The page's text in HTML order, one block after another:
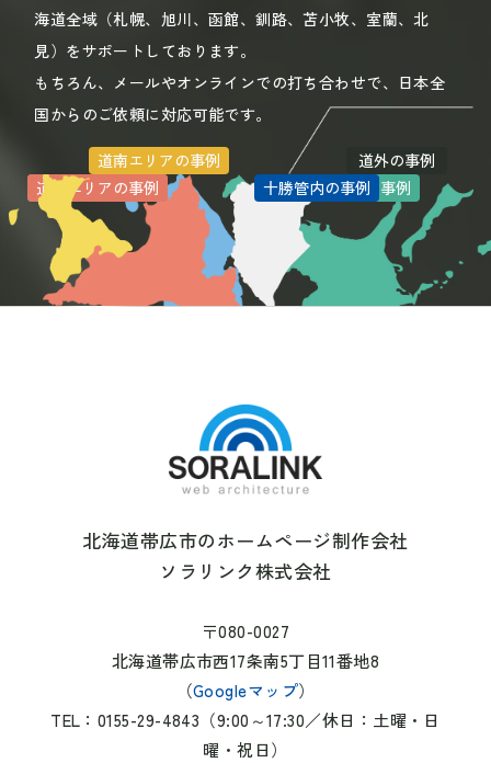
海道全域（札幌、旭川、函館、釧路、苫小牧、室蘭、北
見）をサポートしております。
もちろん、メールやオンラインでの打ち合わせで、日本全
国からのご依頼に対応可能です。
道北エリアの事例 道東エリアの事例
道央エリアの事例
道南エリアの事例
十勝管内の事例
道外の事例
北海道帯広市のホームページ制作会社
ソラリンク株式会社
〒080-0027
北海道帯広市西17条南5丁目11番地8
（Googleマップ）
TEL：0155-29-4843（9:00～17:30／休日：土曜・日
曜・祝日）